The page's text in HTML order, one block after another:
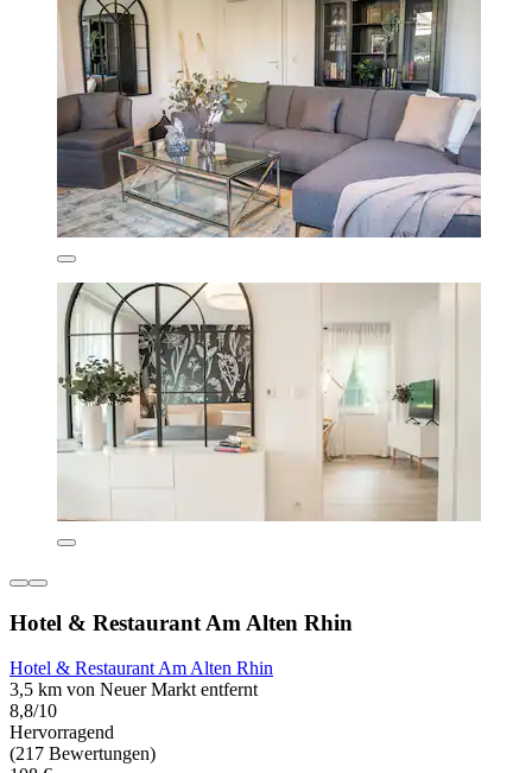
Hotel & Restaurant Am Alten Rhin
Hotel & Restaurant Am Alten Rhin
3,5 km von Neuer Markt entfernt
8,8/10
Hervorragend
(217 Bewertungen)